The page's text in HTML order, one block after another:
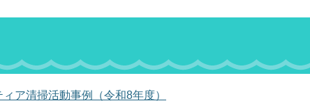
ア清掃活動事例（令和8年度）